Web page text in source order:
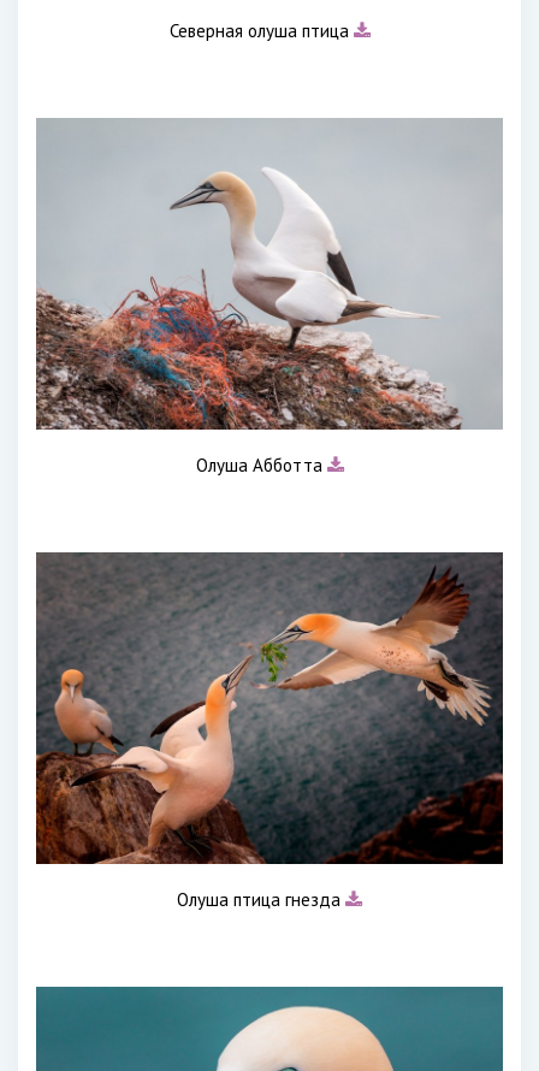
Северная олуша птица
Олуша Абботта
Олуша птица гнезда